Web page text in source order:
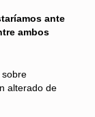
ante
ambos
sobre
alterado de